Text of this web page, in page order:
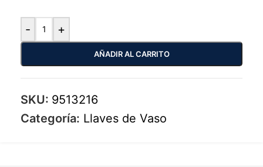
- +
AÑADIR AL CARRITO
SKU: 9513216
Categoría: Llaves de Vaso